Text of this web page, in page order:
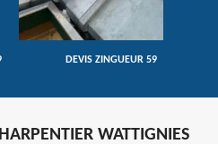
DEVIS ZINGUEUR 59
WATTIGNIES